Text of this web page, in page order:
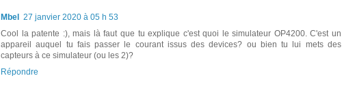
Mbel
27 janvier 2020 à 05 h 53
Cool la patente :), mais là faut que tu explique c'est quoi le simulateur OP4200. C'est un
appareil auquel tu fais passer le courant issus des devices? ou bien tu lui mets des
capteurs à ce simulateur (ou les 2)?
Répondre